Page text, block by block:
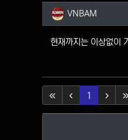
VNBAM님의
VNBAM
현재까지는 이상없이
1 (current)